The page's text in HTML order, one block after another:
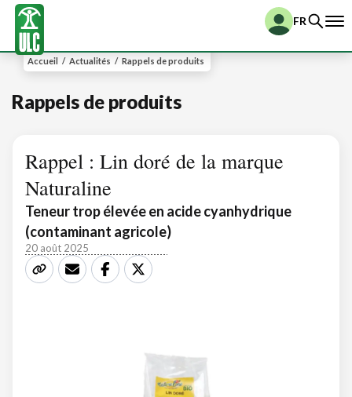
FR
Accueil / Actualités / Rappels de produits
Rappels de produits
Rappel : Lin doré de la marque
Naturaline
Teneur trop élevée en acide cyanhydrique
(contaminant agricole)
20 août 2025